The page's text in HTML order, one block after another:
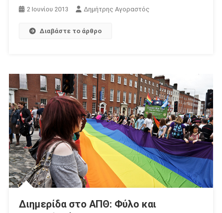
2 Ιουνίου 2013 Δημήτρης Αγοραστός
Διαβάστε το άρθρο
Διημερίδα στο ΑΠΘ: Φύλο και